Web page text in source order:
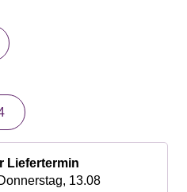
Liefertermin
13.08